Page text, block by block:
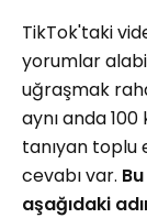
TikTok'taki
yorumlar
uğraşmak
aynı anda
tanıyan
cevabı var.
aşağıdaki